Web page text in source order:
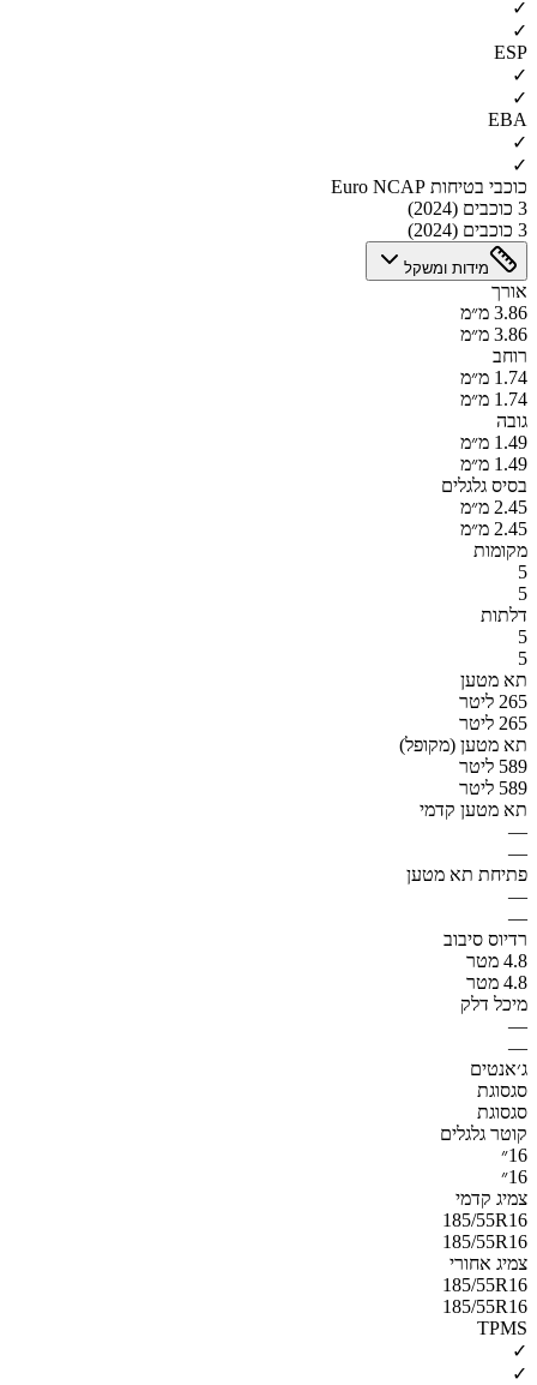
✓
✓
ESP
✓
✓
EBA
✓
✓
כוכבי בטיחות Euro NCAP
3 כוכבים (2024)
3 כוכבים (2024)
מידות ומשקל
אורך
3.86 מ״מ
3.86 מ״מ
רוחב
1.74 מ״מ
1.74 מ״מ
גובה
1.49 מ״מ
1.49 מ״מ
בסיס גלגלים
2.45 מ״מ
2.45 מ״מ
מקומות
5
5
דלתות
5
5
תא מטען
265 ליטר
265 ליטר
תא מטען (מקופל)
589 ליטר
589 ליטר
תא מטען קדמי
—
—
פתיחת תא מטען
—
—
רדיוס סיבוב
4.8 מטר
4.8 מטר
מיכל דלק
—
—
ג׳אנטים
סגסוגת
סגסוגת
קוטר גלגלים
16״
16״
צמיג קדמי
185/55R16
185/55R16
צמיג אחורי
185/55R16
185/55R16
TPMS
✓
✓